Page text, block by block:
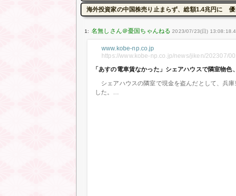
海外投資家の中国株売り止まらず、総額1.4兆円に 優
1: 2023/07/23(日)
www.kobe-np.co.jp
https://www.kobe-np.co.jp/news/jiken/202307/
「あすの電車賃なかった」シェアハウスで隣室物
シェアハウスの隣室で現金を盗んだとして、兵
した。